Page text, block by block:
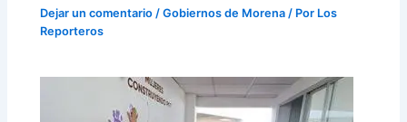
Dejar un comentario /Gobiernos de Morena / Por Los
Reporteros